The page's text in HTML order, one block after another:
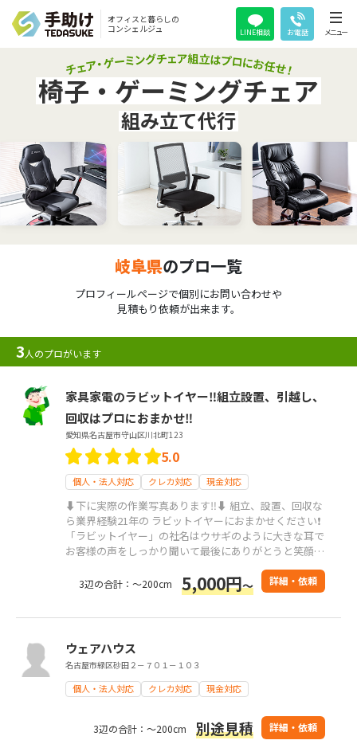
オフィスと暮らしの
コンシェルジュ
LINE相談 お電話 メニュー
椅子・ゲーミングチェア
組み立て代行
岐阜県のプロ一覧
プロフィールページで個別にお問い合わせや
見積もり依頼が出来ます。
3人のプロがいます
家具家電のラビットイヤー‼️組立設置、引越し、
回収はプロにおまかせ‼️
愛知県名古屋市守山区川北町123
5.0
個人・法人対応 クレカ対応 現金対応
⬇️下に実際の作業写真あります‼️⬇️ 組立、設置、回収な
ら業界経験21年の ラビットイヤーにおまかせください❗️
「ラビットイヤー」の社名はウサギのように大きな耳で
お客様の声をしっかり聞いて最後にありがとうと笑顔で
言っていただけるように丁寧に心を込めてお仕事させて
いただきます‼️ すべてのお客様に自分の娘に見られても
恥ずかしくないような丁寧な作業と接客とサービスを心
3辺の合計：～200cm 5,000円～ 詳細・依頼
ウェアハウス
名古屋市緑区砂田２－７０１－１０３
個人・法人対応 クレカ対応 現金対応
3辺の合計：～200cm 別途見積 詳細・依頼